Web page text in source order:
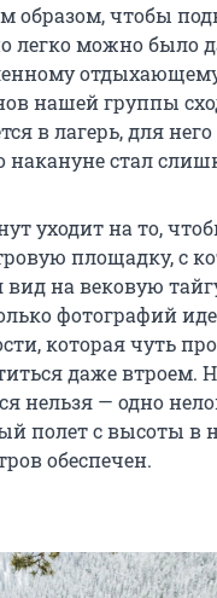
образом, чтобы
легко можно было
нашей группы
в лагерь, для
накануне стал
уходит на то,
площадку, с
вид на вековую
фотографий
которая чуть
даже втроем.
нельзя — одно
полет с высоты в
обеспечен.